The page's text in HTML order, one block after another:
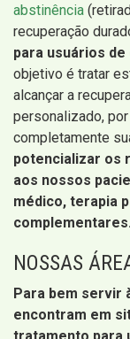
abstinência
recuperação
para usuários de
objetivo é tratar
alcançar a
personalizado,
completamente
potencializar os
aos nossos
médico, terapia
NOSSAS
Para bem servir
encontram em